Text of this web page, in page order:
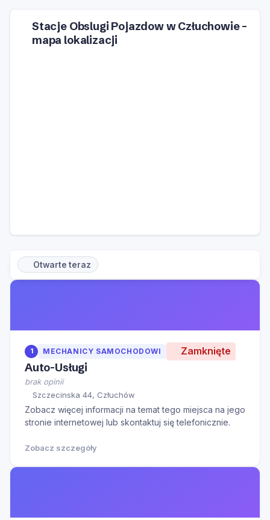
Otwarte teraz
1 MECHANICY SAMOCHODOWI Zamknięte
Auto-Usługi
brak opinii
Szczecinska 44, Człuchów
Zobacz więcej informacji na temat tego miejsca na jego
stronie internetowej lub skontaktuj się telefonicznie.
Zobacz szczegóły
Stacje Obslugi Pojazdow w Człuchowie –
mapa lokalizacji